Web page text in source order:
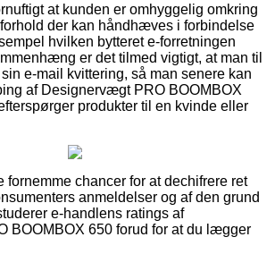
at kunden er omhyggelig omkring
der kan håndhæves i forbindelse
hvilken bytteret e-forretningen
er det tilmed vigtigt, at man til
e-mail kvittering, så man senere kan
af Designervægt PRO BOOMBOX
produkter til en kvinde eller
fornemme chancer for at dechifrere ret
anmeldelser og af den grund
e-handlens ratings af
BOOMBOX 650 forud for at du lægger